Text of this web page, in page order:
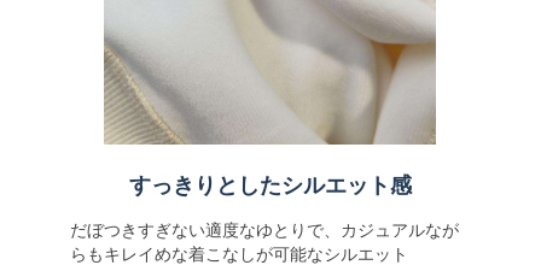
すっきりとしたシルエット感
だぼつきすぎない適度なゆとりで、カジュアルなが
らもキレイめな着こなしが可能なシルエット